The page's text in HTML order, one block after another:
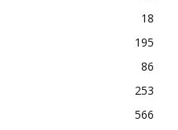
18
195
86
253
566